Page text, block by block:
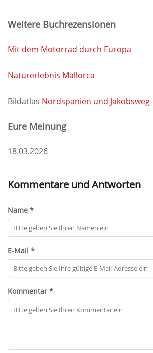
Weitere Buchrezensionen
Mit dem Motorrad durch Europa
Naturerlebnis Mallorca
Bildatlas Nordspanien und Jakobsweg
Eure Meinung
18.03.2026
Kommentare und Antworten
Name *
E-Mail *
Kommentar *